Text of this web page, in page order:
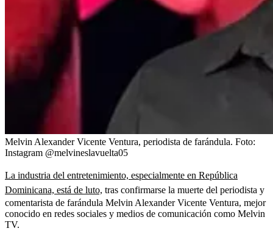
Melvin Alexander Vicente Ventura, periodista de farándula. Foto:
Instagram @melvineslavuelta05
La industria del entretenimiento, especialmente en República
Dominicana, está de luto, tras confirmarse la muerte del periodista y
comentarista de farándula Melvin Alexander Vicente Ventura, mejor
conocido en redes sociales y medios de comunicación como Melvin
TV.